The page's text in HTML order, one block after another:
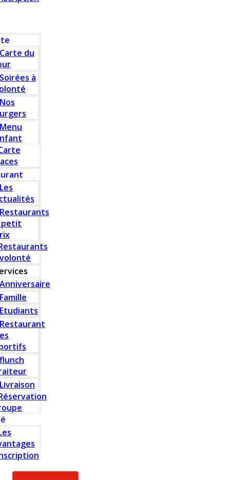
Carte du
Soirées à
Nos
Menu
Les
Restaurants
petit
Anniversaire
Famille
Etudiants
Restaurant
flunch
Livraison